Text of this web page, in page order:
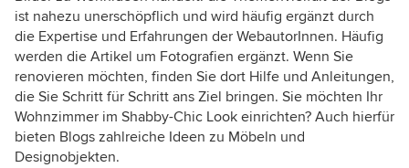
ist nahezu unerschöpflich und wird häufig ergänzt durch
die Expertise und Erfahrungen der WebautorInnen. Häufig
werden die Artikel um Fotografien ergänzt. Wenn Sie
renovieren möchten, finden Sie dort Hilfe und Anleitungen,
die Sie Schritt für Schritt ans Ziel bringen. Sie möchten Ihr
Wohnzimmer im Shabby-Chic Look einrichten? Auch hierfür
bieten Blogs zahlreiche Ideen zu Möbeln und
Designobjekten.